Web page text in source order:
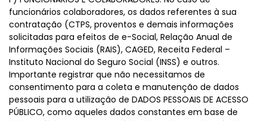
funcionários colaboradores, os dados referentes à sua
contratação (CTPS, proventos e demais informações
solicitadas para efeitos de e-Social, Relação Anual de
Informações Sociais (RAIS), CAGED, Receita Federal –
Instituto Nacional do Seguro Social (INSS) e outros.
Importante registrar que não necessitamos de
consentimento para a coleta e manutenção de dados
pessoais para a utilização de DADOS PESSOAIS DE ACESSO
PÚBLICO, como aqueles dados constantes em base de